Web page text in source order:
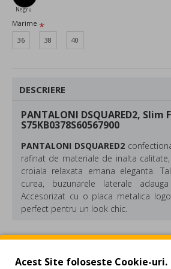
Negru
Marime
36
38 40
DESCRIERE
PANTALONI DSQUARED2, Slim
S75KB0378S60567900
PANTALONI DSQUARED2 c
rafinat de materiale de inalta
croiala relaxata emana eleganta.
curea, buzunarele laterale
Accesorizat cu o placa metalica
perfect pentru un look chic.
Culoare: Negru
Acest Site foloseste Cookie-uri.